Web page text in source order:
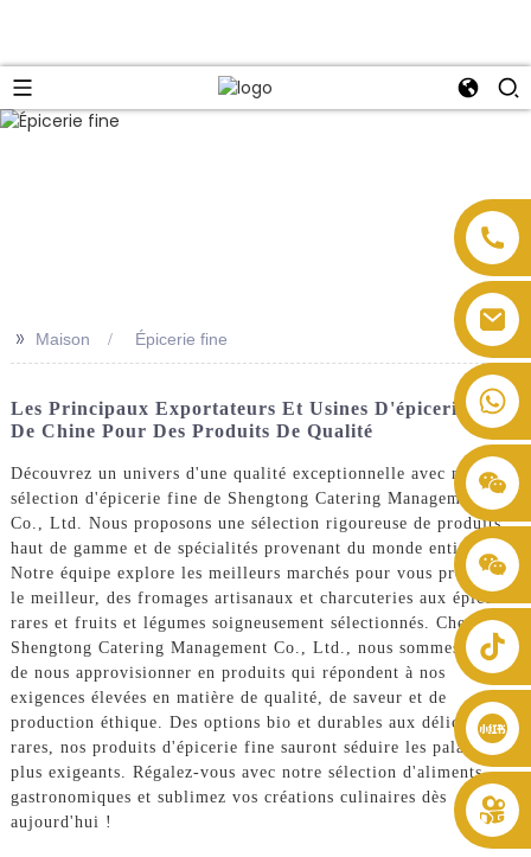
+86 8619946512999
>> Maison Épicerie fine
Les Principaux Exportateurs Et Usines D'épicerie Fine
De Chine Pour Des Produits De Qualité
Découvrez un univers d'une qualité exceptionnelle avec notre
sélection d'épicerie fine de Shengtong Catering Management
Co., Ltd. Nous proposons une sélection rigoureuse de produits
haut de gamme et de spécialités provenant du monde entier.
Notre équipe explore les meilleurs marchés pour vous proposer
le meilleur, des fromages artisanaux et charcuteries aux épices
rares et fruits et légumes soigneusement sélectionnés. Chez
Shengtong Catering Management Co., Ltd., nous sommes fiers
de nous approvisionner en produits qui répondent à nos
exigences élevées en matière de qualité, de saveur et de
production éthique. Des options bio et durables aux délices
rares, nos produits d'épicerie fine sauront séduire les palais les
plus exigeants. Régalez-vous avec notre sélection d'aliments
gastronomiques et sublimez vos créations culinaires dès
aujourd'hui !